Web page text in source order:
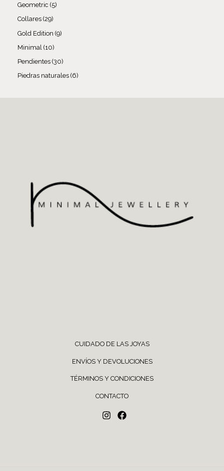
Geometric 5
Collares 29
Gold Edition 9
Minimal 10
Pendientes 30
Piedras naturales 6
CUIDADO DE LAS JOYAS
ENVÍOS Y DEVOLUCIONES
TÉRMINOS Y CONDICIONES
CONTACTO